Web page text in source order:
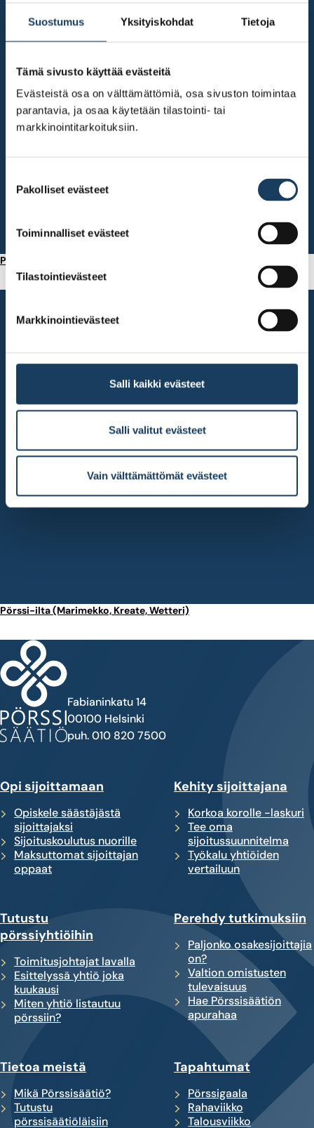
Suostumus Yksityiskohdat Tietoja
Tämä sivusto käyttää evästeitä
Evästeistä osa on välttämättömiä, osa sivuston toimintaa
parantavia, ja osaa käytetään tilastointi- tai
markkinointitarkoituksiin.
valinta
Pakolliset evästeet
Toiminnalliset evästeet
Tilastointievästeet
Markkinointievästeet
Salli kaikki evästeet
Salli valitut evästeet
Vain välttämättömät evästeet
Parhaiden yhtiöiden Pörssigaala 2025
Pörssi-ilta (Marimekko, Kreate, Wetteri)
Fabianinkatu 14
00100 Helsinki
puh. 010 820 7500
Opi sijoittamaan
Opiskele säästäjästä
sijoittajaksi
Sijoituskoulutus nuorille
Maksuttomat sijoittajan
oppaat
Kehity sijoittajana
Korkoa korolle -laskuri
Tee oma
sijoitussuunnitelma
Työkalu yhtiöiden
vertailuun
Tutustu
pörssiyhtiöihin
Toimitusjohtajat lavalla
Esittelyssä yhtiö joka
kuukausi
Miten yhtiö listautuu
pörssiin?
Perehdy tutkimuksiin
Paljonko osakesijoittajia
on?
Valtion omistusten
tulevaisuus
Hae Pörssisäätiön
apurahaa
Tietoa meistä
Mikä Pörssisäätiö?
Tutustu
pörssisäätiöläisiin
Tapahtumat
Pörssigaala
Rahaviikko
Talousviikko